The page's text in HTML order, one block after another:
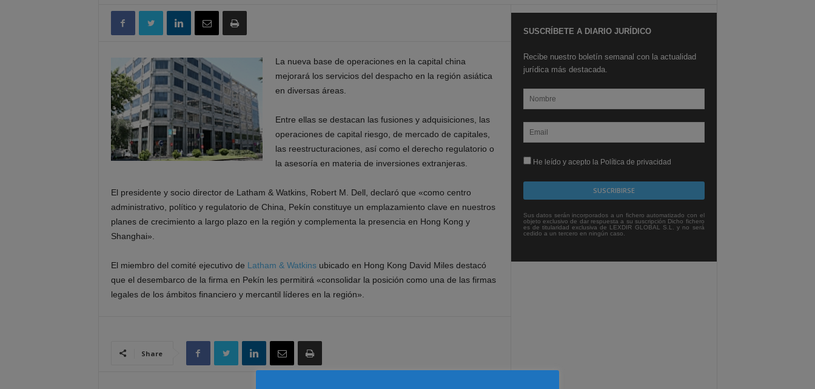
La nueva base de operaciones en la capital china
mejorará los servicios del despacho en la región asiática
en diversas áreas.
Entre ellas se destacan las fusiones y adquisiciones, las
operaciones de capital riesgo, de mercado de capitales,
las reestructuraciones, así como el derecho regulatorio o
la asesoría en materia de inversiones extranjeras.
El presidente y socio director de Latham & Watkins, Robert M. Dell, declaró que «como centro
administrativo, político y regulatorio de China, Pekín constituye un emplazamiento clave en nuestros
planes de crecimiento a largo plazo en la región y complementa la presencia en Hong Kong y
Shanghai».
El miembro del comité ejecutivo de Latham & Watkinsubicado en Hong Kong David Miles destacó
que el desembarco de la firma en Pekín les permitirá «consolidar la posición como una de las firmas
legales de los ámbitos financiero y mercantil líderes en la región».
Share
SUSCRÍBETE A DIARIO JURÍDICO
Recibe nuestro boletín semanal con la actualidad
jurídica más destacada.
He leído y acepto la Política de privacidad
Sus datos serán incorporados a un fichero automatizado con el
objeto exclusivo de dar respuesta a su suscripción Dicho fichero
es de titularidad exclusiva de LEXDIR GLOBAL S.L. y no será
cedido a un tercero en ningún caso.